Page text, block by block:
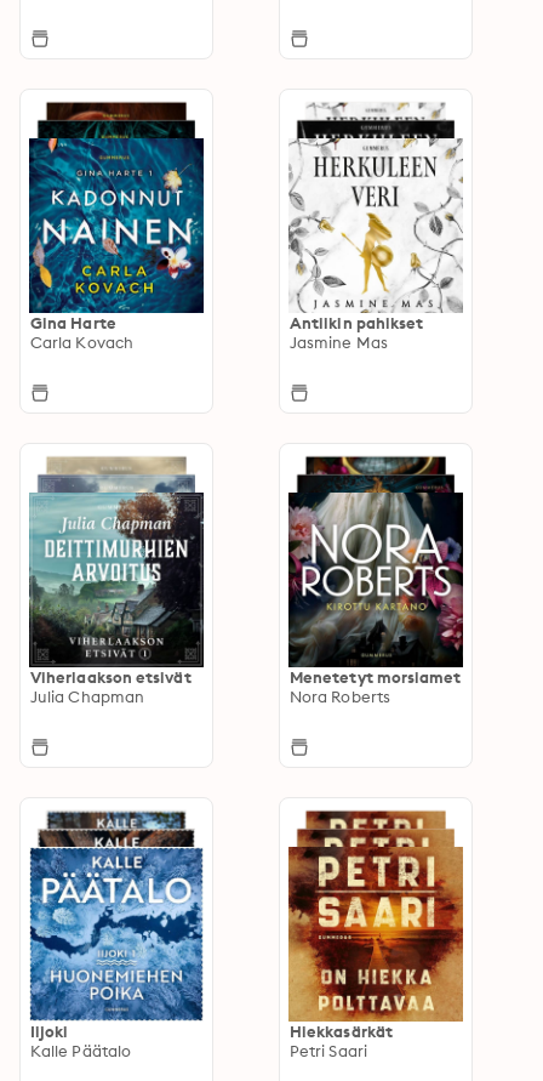
Gina Harte
Carla Kovach
Antiikin pahikset
Jasmine Mas
Viherlaakson etsivät
Julia Chapman
Menetetyt morsiamet
Nora Roberts
Iijoki
Kalle Päätalo
Hiekkasärkät
Petri Saari